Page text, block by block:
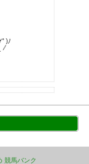
競馬バンク